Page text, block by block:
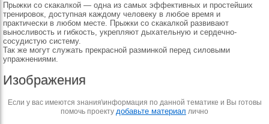
Прыжки со скакалкой — одна из самых эффективных и простейших
тренировок, доступная каждому человеку в любое время и
практически в любом месте. Прыжки со скакалкой развивают
выносливость и гибкость, укрепляют дыхательную и сердечно-
сосудистую систему.
Так же могут служать прекрасной разминкой перед силовыми
упражнениями.
Изображения
Если у вас имеются знания\информация по данной тематике и Вы готовы
помочь проекту добавьте материал лично